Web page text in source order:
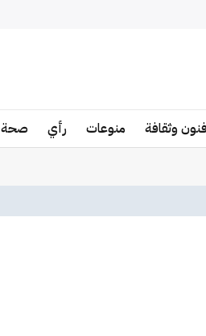
وثقافة منوعات رأي صحة